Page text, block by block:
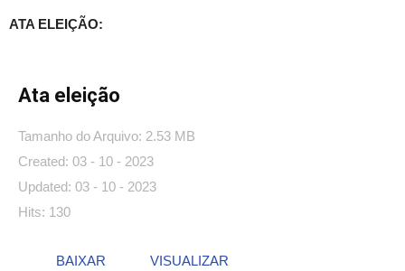
ATA ELEIÇÃO:
Ata eleição
Tamanho do Arquivo: 2.53 MB
Created: 03 - 10 - 2023
Updated: 03 - 10 - 2023
Hits: 130
BAIXAR VISUALIZAR